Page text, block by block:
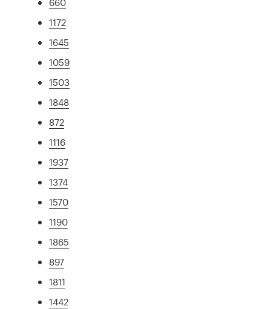
1172
1645
1059
1503
1848
872
1116
1937
1374
1570
1190
1865
897
1811
1442